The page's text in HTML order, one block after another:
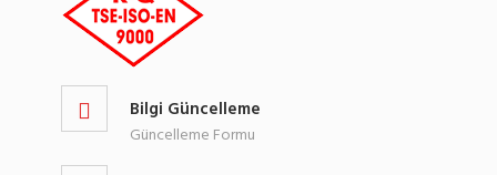
Bilgi Güncelleme
Güncelleme Formu